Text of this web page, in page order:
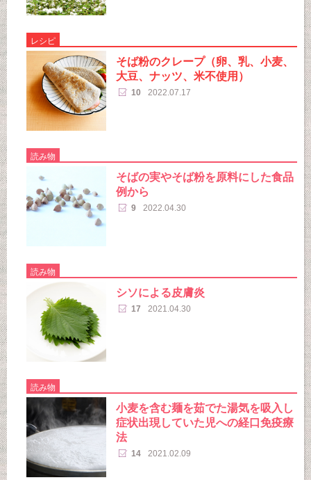
レシピ
そば粉のクレープ（卵、乳、小麦、
大豆、ナッツ、米不使用）
10 2022.07.17
読み物
そばの実やそば粉を原料にした食品
例から
9 2022.04.30
読み物
シソによる皮膚炎
17 2021.04.30
読み物
小麦を含む麺を茹でた湯気を吸入し
症状出現していた児への経口免疫療
法
14 2021.02.09